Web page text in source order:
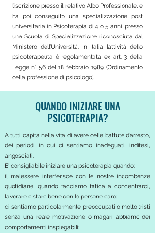
l’iscrizione presso il relativo Albo Professionale, e
ha poi conseguito una specializzazione post
universitaria in Psicoterapia di 4 o 5 anni, presso
una Scuola di Specializzazione riconosciuta dal
Ministero dell’Università. In Italia l’attività dello
psicoterapeuta è regolamentata ex art. 3 della
Legge n° 56 del 18 febbraio 1989 (Ordinamento
della professione di psicologo).
QUANDO INIZIARE UNA
PSICOTERAPIA?
A tutti capita nella vita di avere delle battute d’arresto,
dei periodi in cui ci sentiamo inadeguati, indifesi,
angosciati.
E' consigliabile iniziare una psicoterapia quando:
il malessere interferisce con le nostre incombenze
quotidiane, quando facciamo fatica a concentrarci,
lavorare o stare bene con le persone care;
ci sentiamo particolarmente preoccupati o molto tristi
senza una reale motivazione o magari abbiamo dei
comportamenti inspiegabili;